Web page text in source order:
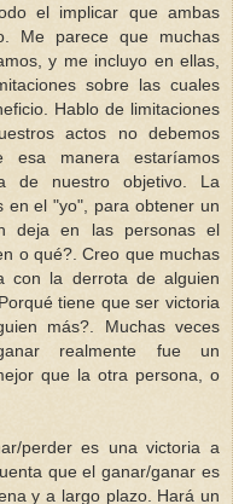
el implicar que ambas
Me parece que muchas
y me incluyo en ellas,
sobre las cuales
Hablo de limitaciones
actos no debemos
manera estaríamos
de nuestro objetivo. La
en el "yo", para obtener un
deja en las personas el
o qué?. Creo que muchas
con la derrota de alguien
tiene que ser victoria
más?. Muchas veces
realmente fue un
que la otra persona, o
perder es una victoria a
que el ganar/ganar es
y a largo plazo. Hará un